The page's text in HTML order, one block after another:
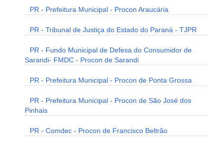
PR - Prefeitura Municipal - Procon Araucária
PR - Tribunal de Justiça do Estado do Paraná - TJPR
PR - Fundo Municipal de Defesa do Consumidor de
Sarandi- FMDC - Procon de Sarandi
PR - Prefeitura Municipal - Procon de Ponta Grossa
PR - Prefeitura Municipal - Procon de São José dos
Pinhais
PR - Comdec - Procon de Francisco Beltrão